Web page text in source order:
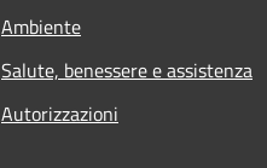
Ambiente
Salute, benessere e assistenza
Autorizzazioni